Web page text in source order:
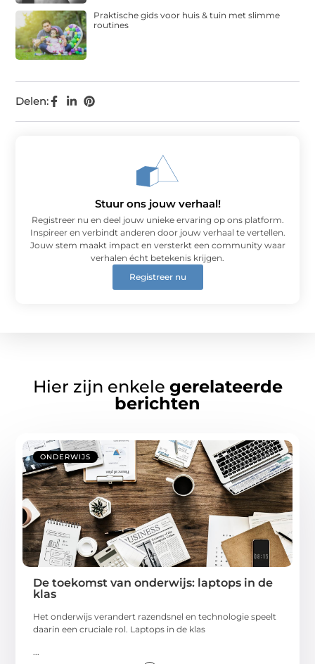
Delen:
Praktische gids voor huis & tuin met slimme
routines
Stuur ons jouw verhaal!
Registreer nu en deel jouw unieke ervaring op ons platform.
Inspireer en verbindt anderen door jouw verhaal te vertellen.
Jouw stem maakt impact en versterkt een community waar
verhalen écht betekenis krijgen.
Registreer nu
Hier zijn enkele gerelateerde
berichten
ONDERWIJS
De toekomst van onderwijs: laptops in de
klas
Het onderwijs verandert razendsnel en technologie speelt
daarin een cruciale rol. Laptops in de klas
...